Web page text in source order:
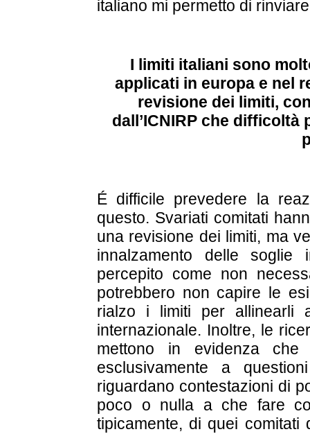
italiano mi permetto di
I limiti italiani sono
applicati in europa e nel
revisione dei limiti,
dall’ICNIRP che
É difficile prevedere la
questo. Svariati comitati
una revisione dei limiti, ma
innalzamento delle
percepito come non
potrebbero non capire le
rialzo i limiti per allinearli
internazionale. Inoltre, le
mettono in evidenza
esclusivamente a
riguardano contestazioni di
poco o nulla a che fare
tipicamente, di quei